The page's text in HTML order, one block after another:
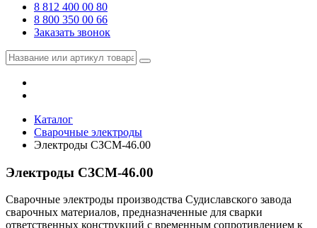
8 812 400 00 80
8 800 350 00 66
Заказать звонок
Каталог
Сварочные электроды
Электроды СЗСМ-46.00
Электроды СЗСМ-46.00
Сварочные электроды производства Судиславского завода
сварочных материалов, предназначенные для сварки
ответственных конструкций с временным сопротивлением к